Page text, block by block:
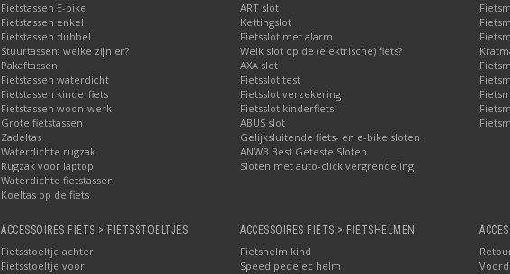
Fietstassen E-bike
Fietstassen enkel
Fietstassen dubbel
Stuurtassen: welke zijn er?
Pakaftassen
Fietstassen waterdicht
Fietstassen kinderfiets
Fietstassen woon-werk
Grote fietstassen
Zadeltas
Waterdichte rugzak
Rugzak voor laptop
Waterdichte fietstassen
Koeltas op de fiets
ART slot
Kettingslot
Fietsslot met alarm
Welk slot op de (elektrische) fiets?
AXA slot
Fietsslot test
Fietsslot verzekering
Fietsslot kinderfiets
ABUS slot
Gelijksluitende fiets- en e-bike sloten
ANWB Best Geteste Sloten
Sloten met auto-click vergrendeling
ACCESSOIRES FIETS > FIETSSTOELTJES
Fietsstoeltje achter
Fietsstoeltje voor
ACCESSOIRES FIETS > FIETSHELMEN
Fietshelm kind
Speed pedelec helm